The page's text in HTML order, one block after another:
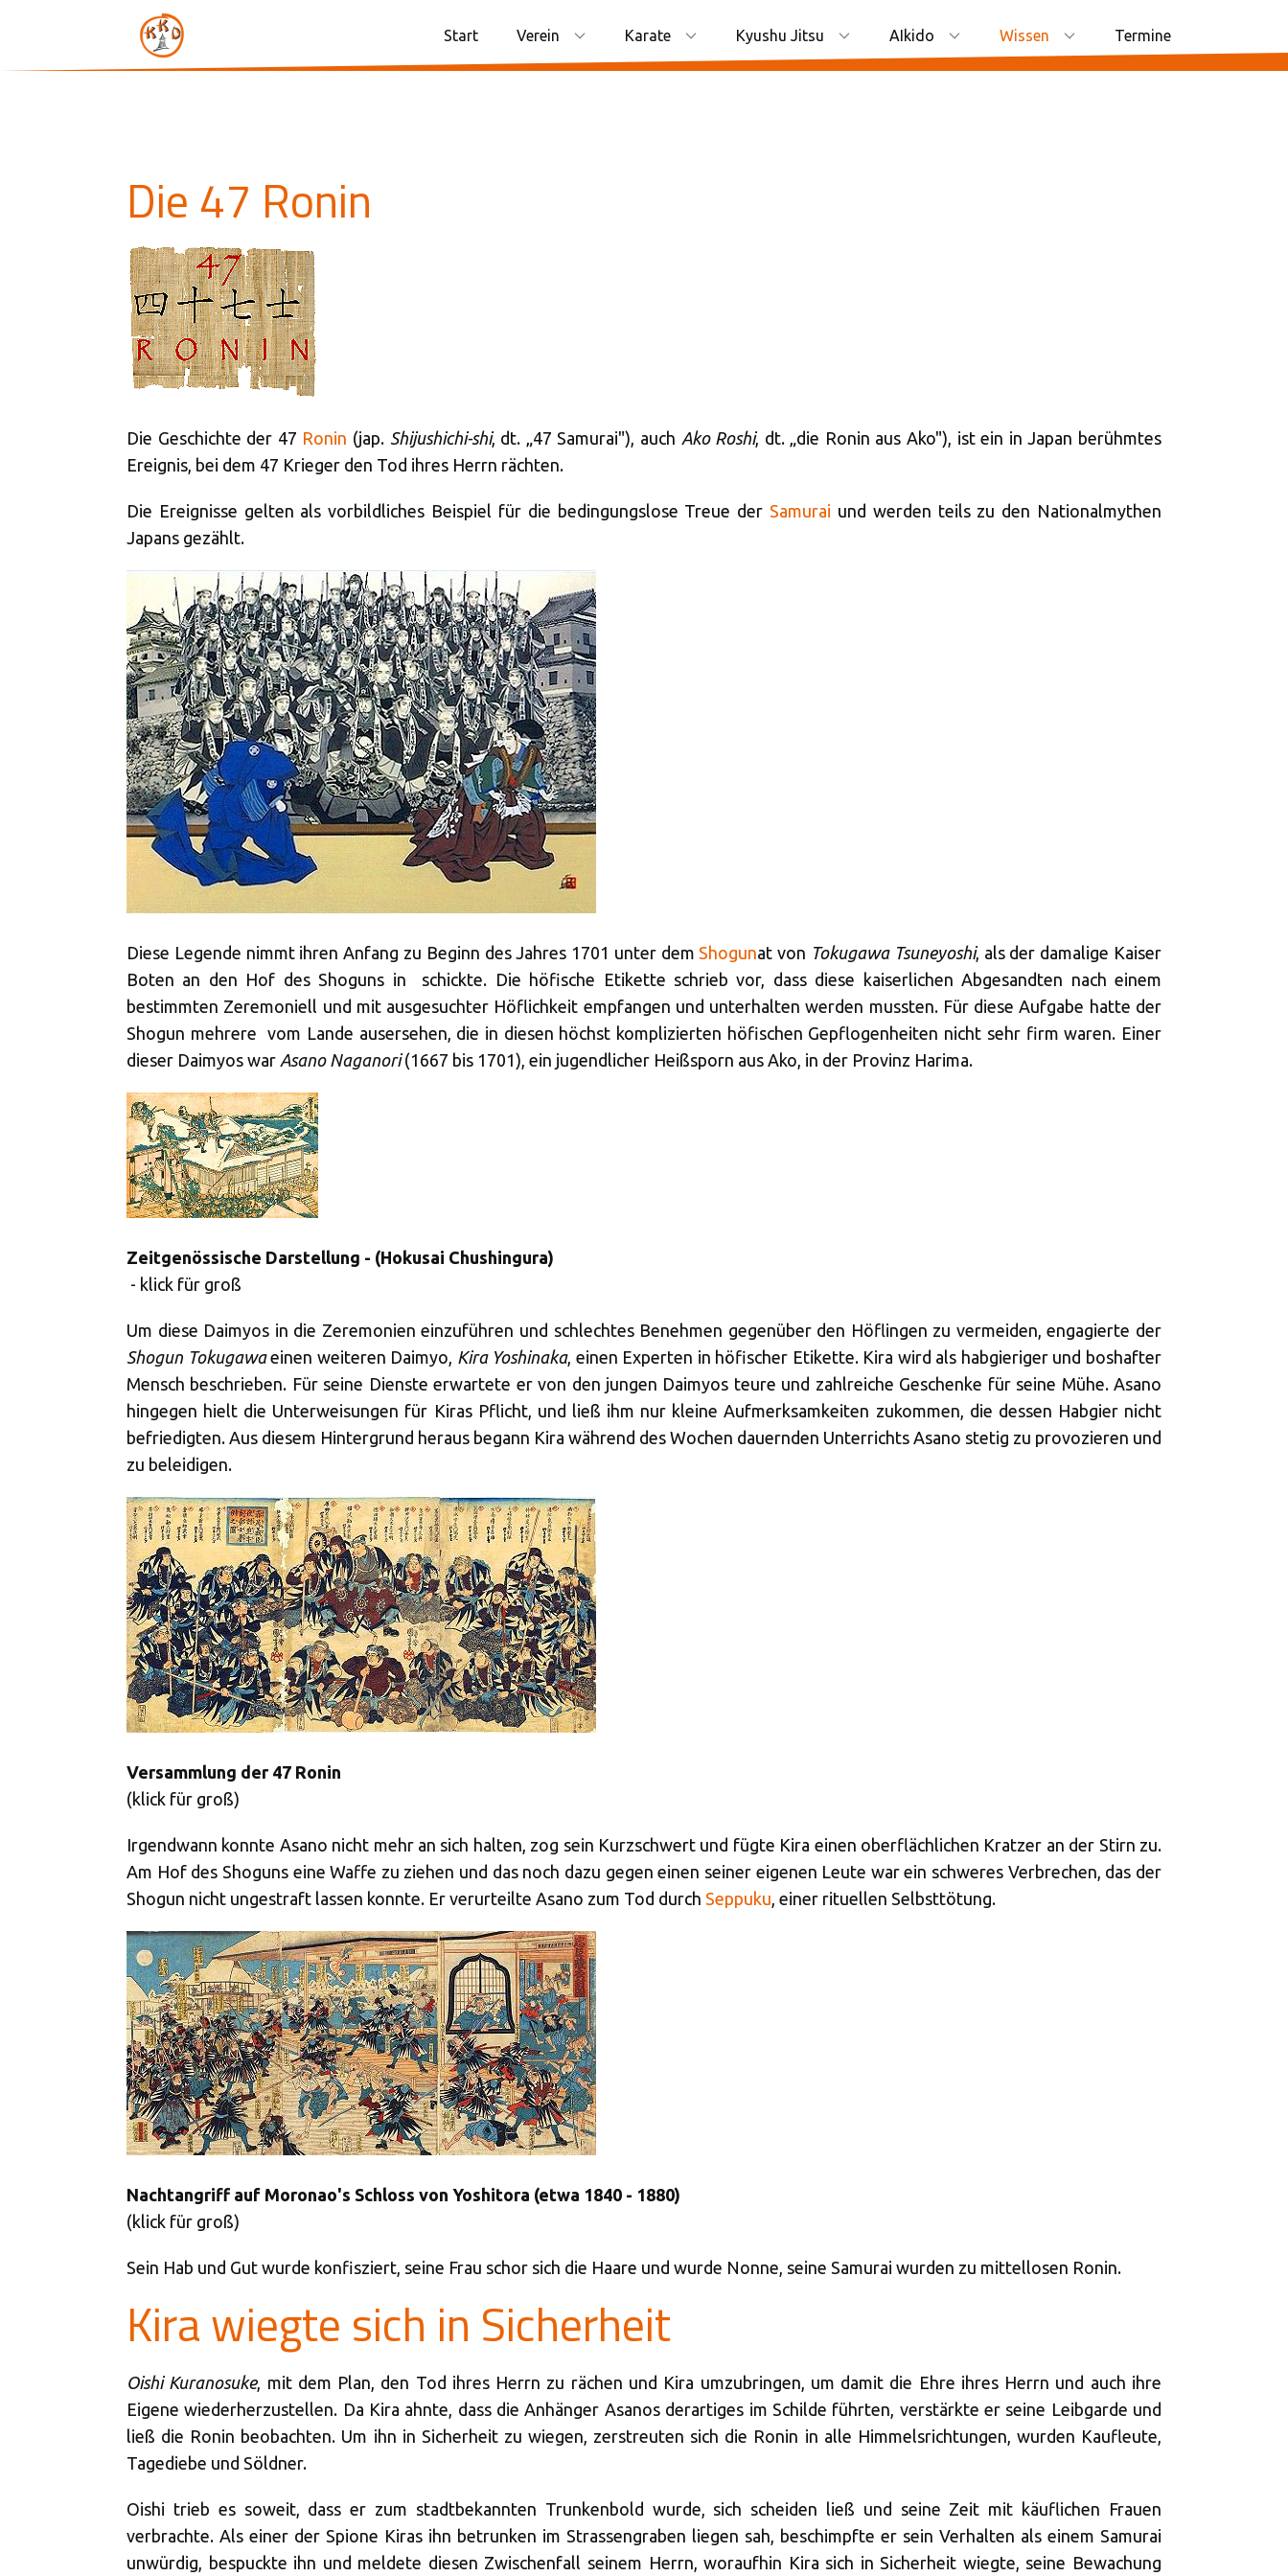
Start Verein Karate Kyushu Jitsu AIkido Wissen Termine
Die 47 Ronin
Die Geschichte der 47 Ronin (jap. Shijushichi-shi, dt. „47 Samurai"), auch Ako Roshi, dt. „die Ronin aus Ako"), ist ein in Japan berühmtes
Ereignis, bei dem 47 Krieger den Tod ihres Herrn rächten.
Die Ereignisse gelten als vorbildliches Beispiel für die bedingungslose Treue der Samurai und werden teils zu den Nationalmythen
Japans gezählt.
Diese Legende nimmt ihren Anfang zu Beginn des Jahres 1701 unter dem Shogunat von Tokugawa Tsuneyoshi, als der damalige Kaiser
Boten an den Hof des Shoguns in
schickte. Die höfische Etikette schrieb vor, dass diese kaiserlichen Abgesandten nach einem
bestimmten Zeremoniell und mit ausgesuchter Höflichkeit empfangen und unterhalten werden mussten. Für diese Aufgabe hatte der
Shogun mehrere vom Lande ausersehen, die in diesen höchst komplizierten höfischen Gepflogenheiten nicht sehr firm waren. Einer
dieser Daimyos war Asano Naganori(1667 bis 1701), ein jugendlicher Heißsporn aus Ako, in der Provinz Harima.
Zeitgenössische Darstellung - (Hokusai Chushingura)
- klick für groß
Um diese Daimyos in die Zeremonien einzuführen und schlechtes Benehmen gegenüber den Höflingen zu vermeiden, engagierte der
Shogun Tokugawaeinen weiteren Daimyo, Kira Yoshinaka, einen Experten in höfischer Etikette. Kira wird als habgieriger und boshafter
Mensch beschrieben. Für seine Dienste erwartete er von den jungen Daimyos teure und zahlreiche Geschenke für seine Mühe. Asano
hingegen hielt die Unterweisungen für Kiras Pflicht, und ließ ihm nur kleine Aufmerksamkeiten zukommen, die dessen Habgier nicht
befriedigten. Aus diesem Hintergrund heraus begann Kira während des Wochen dauernden Unterrichts Asano stetig zu provozieren und
zu beleidigen.
Versammlung der 47 Ronin
(klick für groß)
Irgendwann konnte Asano nicht mehr an sich halten, zog sein Kurzschwert und fügte Kira einen oberflächlichen Kratzer an der Stirn zu.
Am Hof des Shoguns eine Waffe zu ziehen und das noch dazu gegen einen seiner eigenen Leute war ein schweres Verbrechen, das der
Shogun nicht ungestraft lassen konnte. Er verurteilte Asano zum Tod durch Seppuku, einer rituellen Selbsttötung.
Nachtangriff auf Moronao's Schloss von Yoshitora (etwa 1840 - 1880)
(klick für groß)
Sein Hab und Gut wurde konfisziert, seine Frau schor sich die Haare und wurde Nonne, seine Samurai wurden zu mittellosen Ronin.
Kira wiegte sich in Sicherheit
Oishi Kuranosuke, mit dem Plan, den Tod ihres Herrn zu rächen und Kira umzubringen, um damit die Ehre ihres Herrn und auch ihre
Eigene wiederherzustellen. Da Kira ahnte, dass die Anhänger Asanos derartiges im Schilde führten, verstärkte er seine Leibgarde und
ließ die Ronin beobachten. Um ihn in Sicherheit zu wiegen, zerstreuten sich die Ronin in alle Himmelsrichtungen, wurden Kaufleute,
Tagediebe und Söldner.
Oishi trieb es soweit, dass er zum stadtbekannten Trunkenbold wurde, sich scheiden ließ und seine Zeit mit käuflichen Frauen
verbrachte. Als einer der Spione Kiras ihn betrunken im Strassengraben liegen sah, beschimpfte er sein Verhalten als einem Samurai
unwürdig, bespuckte ihn und meldete diesen Zwischenfall seinem Herrn, woraufhin Kira sich in Sicherheit wiegte, seine Bewachung